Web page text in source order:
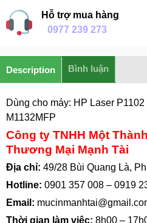
Hỗ trợ mua hàng
0977 239 273
Description Bình luận
Dùng cho máy: HP Laser
M1132MFP
Công ty TNHH Một
Thương Mại Mạnh Tài
Địa chỉ: 49/28 Bùi Quang Là,
Hotline: 0901 357 008 – 0919
Email:
Thời gian làm việc: 8h00 –